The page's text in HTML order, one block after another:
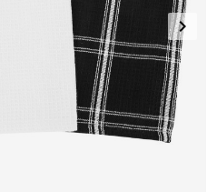
keyboard_arrow_right